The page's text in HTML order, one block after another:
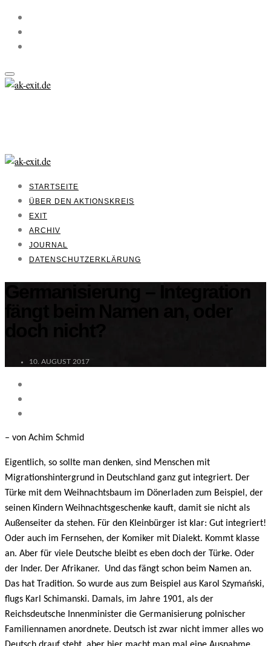
STARTSEITE
ÜBER DEN AKTIONSKREIS
EXIT
ARCHIV
JOURNAL
DATENSCHUTZERKLÄRUNG
Germanisierung – Integration
fängt beim Namen an, oder
10. AUGUST 2017
– von Achim Schmid
Eigentlich, so sollte man denken, sind Menschen mit
Migrationshintergrund in Deutschland ganz gut integriert. Der
Türke mit dem Weihnachtsbaum im Dönerladen zum Beispiel, der
seinen Kindern Weihnachtsgeschenke kauft, damit sie nicht als
Außenseiter da stehen. Für den Kleinbürger ist klar: Gut integriert!
Oder auch im Fernsehen, der Komiker mit Dialekt. Kommt klasse
an. Aber für viele Deutsche bleibt es eben doch der Türke. Oder
der Inder. Der Afrikaner. Und das fängt schon beim Namen an.
Das hat Tradition. So wurde aus zum Beispiel aus Karol Szymański,
flugs Karl Schimanski. Damals, im Jahre 1901, als der
Reichsdeutsche Innenminister die Germanisierung polnischer
Familiennamen anordnete. Deutsch ist zwar nicht immer alles wo